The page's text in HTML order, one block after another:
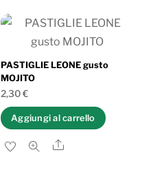
PASTIGLIE LEONE gusto
MOJITO
2,30€
Aggiungi al carrello
Share